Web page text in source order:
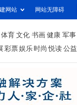
网站 网站无障碍
体育 文化 书画 健康 军事
彩票娱乐 时尚 悦读 公益